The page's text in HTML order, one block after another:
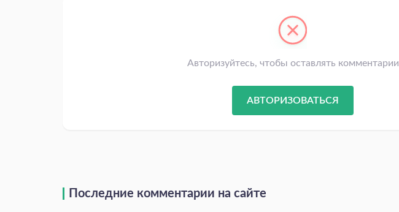
Авторизуйтесь, чтобы оставлять комментарии
АВТОРИЗОВАТЬСЯ
Последние комментарии на сайте